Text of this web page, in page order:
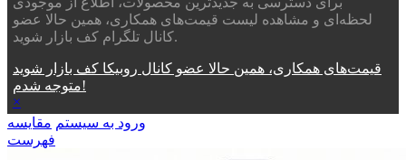
لحظه‌ای و مشاهده لیست قیمت‌های همکاری، همین حالا عضو
کانال تلگرام کف بازار شوید.
قیمت‌های همکاری، همین حالا عضو کانال روبیکا کف بازار شوید
متوجه شدم!
×
ورود به سیستم مقایسه
فهرست